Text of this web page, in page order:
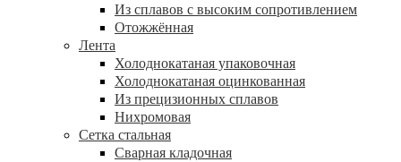
Из сплавов с высоким сопротивлением
Отожжённая
Лента
Холоднокатаная упаковочная
Холоднокатаная оцинкованная
Из прецизионных сплавов
Нихромовая
Сетка стальная
Сварная кладочная